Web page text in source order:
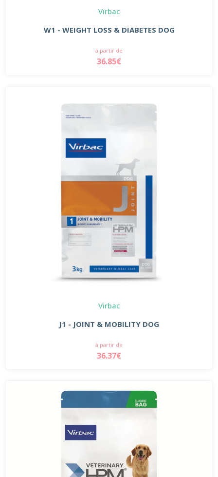
Virbac
W1 - WEIGHT LOSS & DIABETES DOG
à partir de
36.85€
Virbac
J1 - JOINT & MOBILITY DOG
à partir de
36.37€